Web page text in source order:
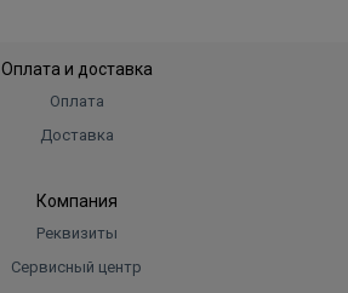
Оплата и доставка
Оплата
Доставка
Компания
Реквизиты
Сервисный центр